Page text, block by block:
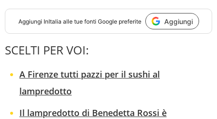
Aggiungi InItalia alle tue fonti Google preferite Aggiungi
SCELTI PER VOI:
A Firenze tutti pazzi per il sushi al
lampredotto
Il lampredotto di Benedetta Rossi è